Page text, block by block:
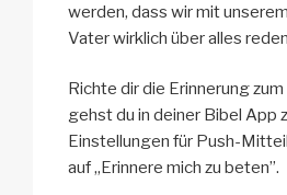
werden, dass wir mit
Vater wirklich über alles
Richte dir die Erinnerung
gehst du in deiner Bibel App
Einstellungen für Push-
auf „Erinnere mich zu beten”.